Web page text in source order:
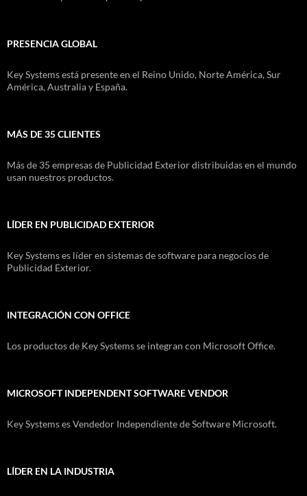
PRESENCIA GLOBAL
Key Systems está presente en el Reino Unido, Norte América, Sur
América, Australia y España.
MÁS DE 35 CLIENTES
Más de 35 empresas de Publicidad Exterior distribuidas en el mundo
usan nuestros productos.
LÍDER EN PUBLICIDAD EXTERIOR
Key Systems es líder en sistemas de software para negocios de
Publicidad Exterior.
INTEGRACIÓN CON OFFICE
Los productos de Key Systems se integran con Microsoft Office.
MICROSOFT INDEPENDENT SOFTWARE VENDOR
Key Systems es Vendedor Independiente de Software Microsoft.
LÍDER EN LA INDUSTRIA